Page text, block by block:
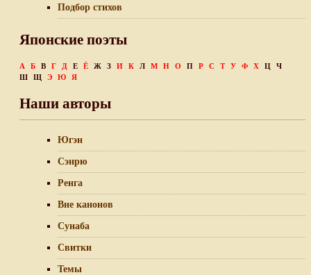
Подбор стихов
Японские поэты
А Б В Г Д Е Ё Ж З И К Л М Н О П Р С Т У Ф Х Ц
Ч
Ш
Щ Э Ю Я
Наши авторы
Югэн
Сэнрю
Ренга
Вне канонов
Сунаба
Свитки
Темы